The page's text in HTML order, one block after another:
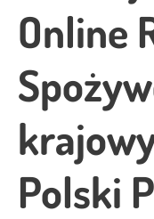
Online
Polski